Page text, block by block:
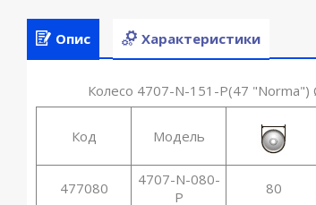
Опис Характеристики
Колесо 4707-N-151-P(47 "Norma")
Код Модель
477080
4707-N-080-
P
80